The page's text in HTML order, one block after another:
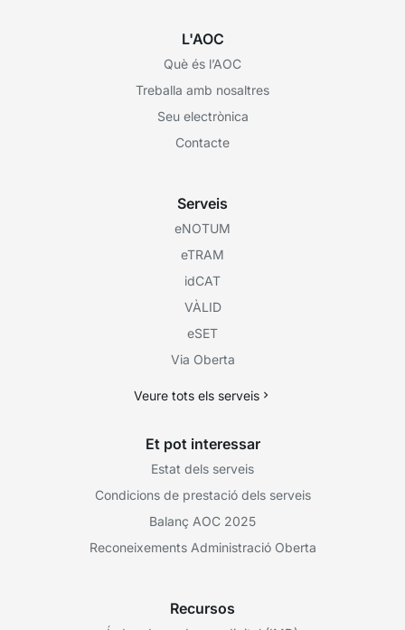
L'AOC
Què és l’AOC
Treballa amb nosaltres
Seu electrònica
Contacte
Serveis
eNOTUM
eTRAM
idCAT
VÀLID
eSET
Via Oberta
Veure tots els serveis
Et pot interessar
Estat dels serveis
Condicions de prestació dels serveis
Balanç AOC 2025
Reconeixements Administració Oberta
Recursos